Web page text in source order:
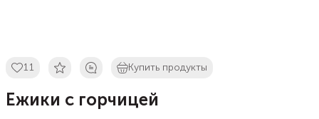
11 Купить продукты
Ежики с горчицей